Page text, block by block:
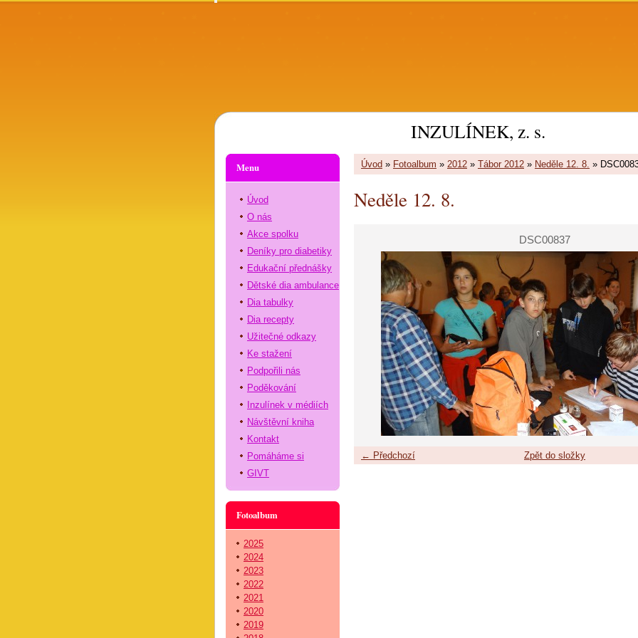
INZULÍNEK, z. s.
Úvod » Fotoalbum » 2012 » Tábor 2012 » Neděle 12. 8. »
Neděle 12. 8.
DSC00837
← Předchozí Zpět do složky
Menu
Úvod
O nás
Akce spolku
Deníky pro diabetiky
Edukační přednášky
Dětské dia ambulance
Dia tabulky
Dia recepty
Užitečné odkazy
Ke stažení
Podpořili nás
Poděkování
Inzulínek v médiích
Návštěvní kniha
Kontakt
Pomáháme si
GIVT
Fotoalbum
2025
2024
2023
2022
2021
2020
2019